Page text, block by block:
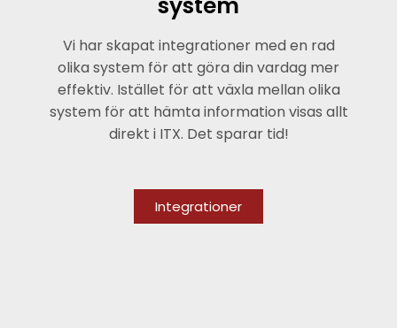
Vi har skapat integrationer med en rad
olika system för att göra din vardag mer
effektiv. Istället för att växla mellan olika
system för att hämta information visas allt
direkt i ITX. Det sparar tid!
Integrationer